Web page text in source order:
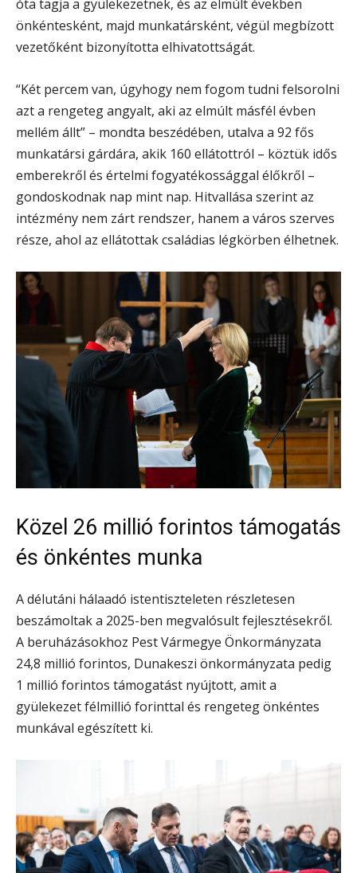
óta tagja a gyülekezetnek, és az elmúlt években
önkéntesként, majd munkatársként, végül megbízott
vezetőként bizonyította elhivatottságát.
“Két percem van, úgyhogy nem fogom tudni felsorolni
azt a rengeteg angyalt, aki az elmúlt másfél évben
mellém állt” – mondta beszédében, utalva a 92 fős
munkatársi gárdára, akik 160 ellátottról – köztük idős
emberekről és értelmi fogyatékossággal élőkről –
gondoskodnak nap mint nap. Hitvallása szerint az
intézmény nem zárt rendszer, hanem a város szerves
része, ahol az ellátottak családias légkörben élhetnek.
Közel 26 millió forintos támogatás
és önkéntes munka
A délutáni hálaadó istentiszteleten részletesen
beszámoltak a 2025-ben megvalósult fejlesztésekről.
A beruházásokhoz Pest Vármegye Önkormányzata
24,8 millió forintos, Dunakeszi önkormányzata pedig
1 millió forintos támogatást nyújtott, amit a
gyülekezet félmillió forinttal és rengeteg önkéntes
munkával egészített ki.